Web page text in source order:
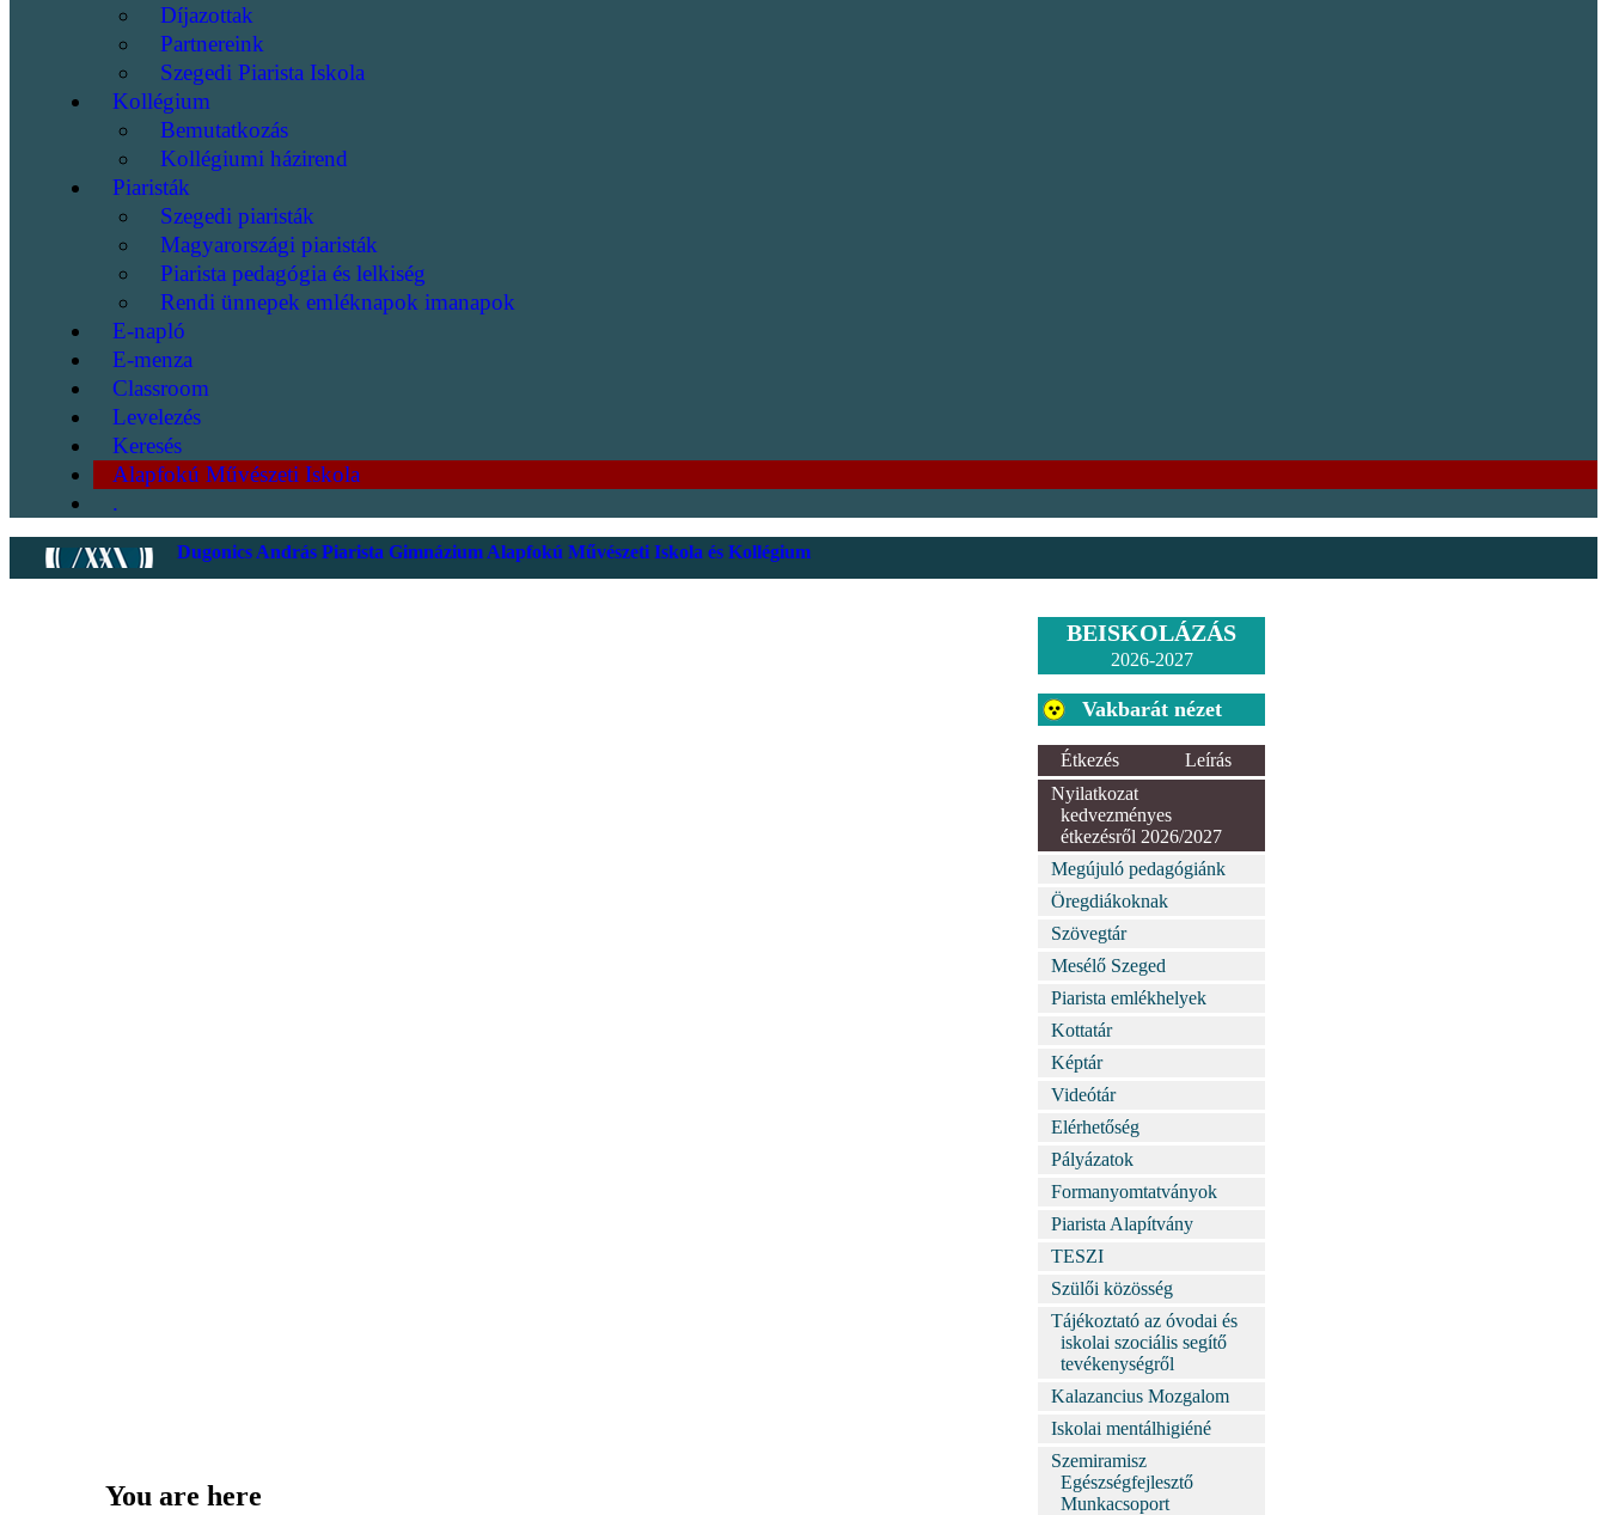
Díjazottak
Partnereink
Szegedi Piarista Iskola
Kollégium
Bemutatkozás
Kollégiumi házirend
Piaristák
Szegedi piaristák
Magyarországi piaristák
Piarista pedagógia és lelkiség
Rendi ünnepek emléknapok imanapok
E-napló
E-menza
Classroom
Levelezés
Keresés
Alapfokú Művészeti Iskola
.
Dugonics András Piarista Gimnázium Alapfokú Művészeti Iskola és Kollégium
You are here
BEISKOLÁZÁS
2026-2027
Vakbarát nézet
Étkezés
Leírás
Nyilatkozat
kedvezményes
étkezésről 2026/2027
Megújuló pedagógiánk
Öregdiákoknak
Szövegtár
Mesélő Szeged
Piarista emlékhelyek
Kottatár
Képtár
Videótár
Elérhetőség
Pályázatok
Formanyomtatványok
Piarista Alapítvány
TESZI
Szülői közösség
Tájékoztató az óvodai és
iskolai szociális segítő
tevékenységről
Kalazancius Mozgalom
Iskolai mentálhigiéné
Szemiramisz
Egészségfejlesztő
Munkacsoport